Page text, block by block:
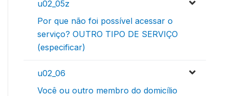
u02_05z
Por que não foi possível acessar o
serviço? OUTRO TIPO DE SERVIÇO
(especificar)
u02_06
Você ou outro membro do domicílio